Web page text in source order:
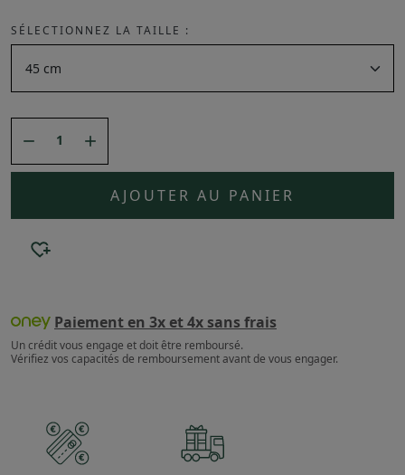
SÉLECTIONNEZ LA TAILLE :
 
AJOUTER AU PANIER
Paiement en 3x et 4x sans frais
Un crédit vous engage et doit être remboursé.
Vérifiez vos capacités de remboursement avant de vous engager.